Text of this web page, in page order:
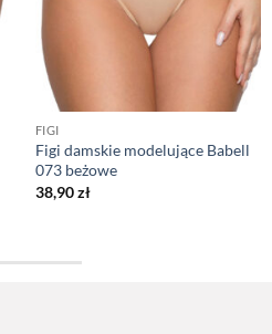
FIGI
Figi damskie modelujące Babell
073 beżowe
38,90zł